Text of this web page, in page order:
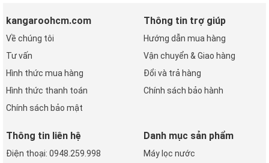
kangaroohcm.com
Về chúng tôi
Tư vấn
Hình thức mua hàng
Hình thức thanh toán
Chính sách bảo mật
Thông tin trợ giúp
Hướng dẫn mua hàng
Vận chuyển & Giao hàng
Đổi và trả hàng
Chính sách bảo hành
Thông tin liên hệ
Điện thoại: 0948.259.998
Danh mục sản phẩm
Máy lọc nước